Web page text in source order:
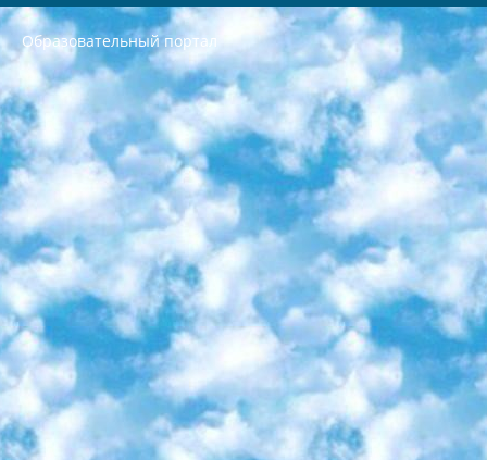
Образовательный портал
РЕСПУБЛИКА УЗБЕКИСТАН МИНИСТРЕРСТВО ДОШКОЛЬНОГО И ШКОЛЬНОГО ОБРАЗОВАНИЯ КОМАНДА в общеобразовательных учреждениях в 2023-2024 учебном году организация и проведение итоговой государственной аттестации обучающихся о Министра дошкольного и школьного образования Республики Узбекистан от 4 марта 2008 года (постановлением Минюста от 20 марта 2008 года № 1778 государственной регистрации) «Итоговое состояние учащихся общего среднего образования на основании положения об утверждении положения об аттестации общего среднего образования выпускной экзамен студентов в образовательных учреждениях в 2023-2024 учебном году В целях организации и прохождения аттестации приказываю: 1. Следующее: перечень предметов, по которым будет проводиться итоговая государственная аттестация и экзамен формы перевода согласно приложению 1; сертификаты международного образца, оценивающие уровень владения иностранными языками перечень согласно приложению 2; 2. Педагогический при специализированных образовательных учреждениях. научно-практический центр квалификации и международной оценки (Д.Давидова) 2024 г. До 25 марта: задания по предметам, по которым будет проводиться итоговая аттестация разработка и утверждение технических условий; итоговая аттестация на основании разработанного предметного задания разработка вопросов по предметам (устно и письменно), экзамен передача; общеобразовательные средние школы и специальные учебные заведения учащиеся выпускных классов школ и интернатов в агентской системе подготовка базы данных экзаменационных материалов и критериев оценки; перевод базы экзаменационных материалов на все языки обучения подать в Республиканский образовательный центр для изготовления; варианты экзаменов на основе разработанных контрольных материалов пусть будут поставлены задачи формирования. 3. Республиканский образовательный центр (Ш.Худайкулов) до 5 апреля 2024 года. до: база данных предоставленных экзаменационных материалов на все языки обучения перевод и экспертиза; для слепых, слабовидящих, глухих, слабослышащих и умственно отсталых детей учащиеся выпускных классов специализированных школ и школ-интернатов база данных экзаменационных материалов на всех преподаваемых языках подготовка критериев оценки; специализированные школы для умственно отсталых детей и технологии для учащихся выпускных классов школ-интернатов разработка соответствующих рекомендаций и критериев проведения ЕГЭ по естествознанию давать задания. 4. Педагогический при специализированных образовательных учреждениях. Научно-практический центр навыков и международной оценки (Д.Давидова), Республика образовательный центр (Худайкулов Ш.) итоговый государственный аттестационный экзамен ориентирован на творческое и логическое мышление при подготовке базы материалов учитывать введение заданий. 5. Следует отметить, что: сертификат государственного образца о знании общеобразовательного предмета и как минимум национальный уровень B1 по предметам на иностранных языках, указанным в Приложении 2. или международно признанный сертификат эквивалентного уровня студенты, изучающие определенный предмет, освобождаются от экзамена; по соответствующим предметам запланирована итоговая государственная аттестация за день до дня, путем жеребьевки Рабочей группой (в письменной форме по предметам, проводимым в форме) из числа сформированных вариантов выбрано 2 варианта; 2 выбранных варианта экзамена анонсированы на официальном сайте министерства и все выпускники по всей стране на основе этих вариантов проводит итоговую государственную аттестацию. 6. Государственное образование учащихся средних общеобразовательных учреждений. знания в соответствии с квалификационными требованиями, которые необходимо приобрести на основании стандартов итоговый (выпускной) контроль для 9 и 11 классов в целях тестирования Экзамены (далее – экзамены) состоят из предметов, перечисленных в приложении 1. будет сделано. 7. Экзамены пройдут с 26 мая по 15 июня 2024 г. (кроме науки физического воспитания). 8. Физическая для учащихся 9 классов общесредних образовательных учреждений. Экзамены по предмету «Образование, квалификация медицина» 1-6 мая 2024 года. сотрудники перевести под присмотр (с отклонениями в физическом или умственном развитии) специализированная школа для детей, школы-интернаты и со сколиозом школы-интернаты санаторного типа для больных детей исключены). 9. Он был слепым, слабовидящим и имел нарушения опорно-двигательного аппарата. экзамены в специализированных школах и интернатах для детей должны проводиться исходя из требований, предъявляемых к общеобразовательным учреждениям (физкультура кроме науки). 10. Специализированная школа для глухих и слабослышащих детей. и экзамены в интернатах и быть реализован в виде письменного теста по математике. 11. Специальность для умственно отсталых детей. Для 9 класса Родной язык и литературное письмо Государственный язык (язык обучения – узбекский). для неклассов) написано Математическое письмо Письменная/устная история Узбекистана Физическое воспитание практично Итоговый контроль Для 11 класса Написание родного языка и литературы (эссе) Математическое письмо Узбекский язык (обучение на узбекском языке) не посещающее общее среднее образование для учреждений)/Образовательное учреждение выбор письменный и устный Иностранный язык письменный/устный Письменная/устная история Узбекистана *По выбору студента:  Химия  Физика  Основы государственного права  География 10 бесплатных образовательных ресурсов - Мы составили подборку онлайн-проектов с интерактивными упражнениями, видеолекциями и статьями. Они помогут вам обрести новые и освежить старые знания бесплатно. 1. «ИНТУИТ» Старейшая образовательная площадка Рунета. Здесь вы найдёте сотни текстовых и видеокурсов на десятки различных тем — от программирования до психологии. Многие курсы подготовлены российскими университетами и крупными международными компаниями вроде Intel и Microsoft. Самостоятельное обучение бесплатное, но желающие могут оплатить услуги персональных наставников. 2. «Смартия» знакомит с актуальными профессиями и подсказывает, как им обучаться. Выбрав заинтересовавшую вас специальность — SMM-специалист, фотограф, веб-дизайнер или другую, — увидите список необходимых для неё умений. Чтобы вы могли освоить их самостоятельно, для каждого умения площадка отображает подборку ссылок на учебные материалы. Хотя «Смартия» ориентируется на русскоязычную аудиторию, часть контента всё же доступна только на английском. 3. «Лекторий Физтеха» Проект Московского физико-технического института (Физтеха). С его помощью вы можете смотреть онлайн серии лекций, записанные на видео в этом вузе. В числе доступных предметов — физика, биология, химия, информационные технологии и другие. К некоторым лекциям администрация ресурса прилагает готовые конспекты, которые можно скачивать в PDF-формате. 4. ITMOcourses Онлайн-площадка Санкт-Петербургского национального исследовательского университета информационных технологий, механики и оптики (ИТМО). Ресурс предоставляет свободный доступ к курсам, разработанным в этом вузе. Каталог материалов разбит на четыре категории: «Оптические системы и технологии», «Приборостроение и робототехника», «Информационные технологии» и «Биотехнологии». Курсы состоят из видеолекций, интерактивных демонстраций и заданий. 5. «КиберЛенинка» Электронная научная библиотека открытого доступа. Каталог площадки регулярно обрастает текстами статей из различных научных изданий. Сгруппированные по журналам и рубрикам публикации можно читать онлайн или скачивать целиком в PDF-формате. Проект нацелен на популяризацию науки за счёт открытого доступа к качественной информации. 6. «ПостНаука» На этом ресурсе публикуют подборки видеолекций, составленные экспертами из разных отраслей и объединённые общими темами. Среди них, к примеру, есть серии «Биоинформатика и геномика», «Культура средневековой Скандинавии» и Cinema Studies о теории кино. Каждая подборка лекций — логически связанная история, рассказанная экспертом от первого лица. Кроме того, на сайте появляются научно-образовательные статьи и тесты на разные темы. 7. «Newочём» Команда проекта «Newочём» отбирает самые интересные тексты из англоязычных СМИ и переводит те из них, за которые голосуют участники сообщества «ВКонтакте». По большей части это научно-популярные статьи. Редакторы придумывают лишь заголовки, в остальном содержание переводов соответствует оригиналам. Полные тексты можно читать прямо в социальной сети. 8. InternetUrok Онлайн-база материалов по основным дисциплинам школьной программы. Информация на сайте структурирована по классам, предметам и темам (урокам). Каждый урок состоит из видеолекций и конспектов. Есть также интерактивные тренажёры и тесты для закрепления пройденного материала. Даже если вы давно окончили школу, возможность повторить программу старших классов всегда может пригодиться. 9. Edutainme Ещё один ресурс об образовании. В отличие от Newtonew, как мне кажется, Edutainme больше ориентируется на представителей индустрии: педагогов, предпринимателей, разработчиков образовательных проектов. Но и любой, кто просто стремится к саморазвитию, найдёт на сайте много полезного и интересного для себя. Например, информацию о новых курсах и образовательных сервисах. 10. Newtonew Онлайн-медиа об образовании и обучении в широком смысле. Авторы Newtonew пишут об инструментах, заведениях, тактиках и стратегиях, которые помогают учить других и получать новые знания самостоятельно. На этой площадке вы найдёте новости, обзоры, аналитические мат